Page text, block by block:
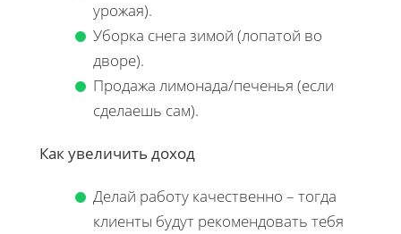
урожая).
Уборка снега зимой (лопатой во
дворе).
Продажа лимонада/печенья (если
сделаешь сам).
Как увеличить доход
Делай работу качественно – тогда
клиенты будут рекомендовать тебя